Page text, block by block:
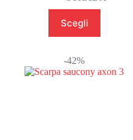
350,00€.
197,00€.
Scegliprodotto
ha
varianti.
Le
opzioni
-42%